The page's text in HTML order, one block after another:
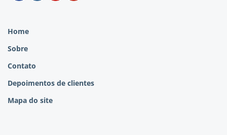
Home
Sobre
Contato
Depoimentos de clientes
Mapa do site